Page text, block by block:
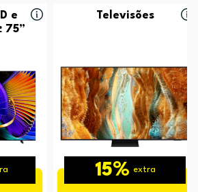
e
75”
Televisões
15% extra